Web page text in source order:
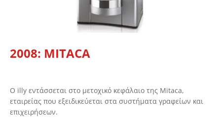
2008: MITACA
Ο illy εντάσσεται στο μετοχικό κεφάλαιο της Mitaca,
εταιρείας που εξειδικεύεται στα συστήματα γραφείων και
επιχειρήσεων.